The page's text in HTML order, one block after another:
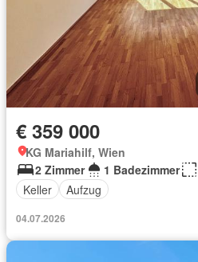
€ 359 000
KG Mariahilf, Wien
2 Zimmer
1 Badezimmer
Keller
Aufzug
04.07.2026